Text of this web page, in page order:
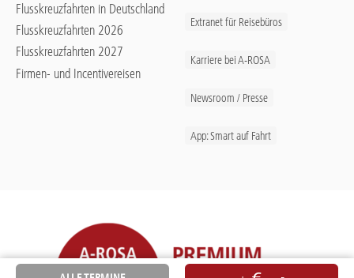
Flusskreuzfahrten in Deutschland
Flusskreuzfahrten 2026
Flusskreuzfahrten 2027
Firmen- und Incentivereisen
Extranet für Reisebüros
Karriere bei A-ROSA
Newsroom / Presse
App: Smart auf Fahrt